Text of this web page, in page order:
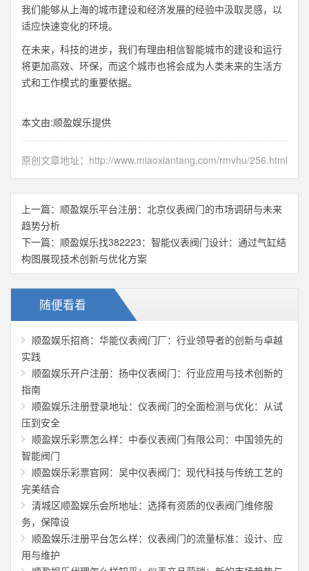
我们能够从上海的城市建设和经济发展的经验中汲取灵感，以
适应快速变化的环境。
在未来，科技的进步，我们有理由相信智能城市的建设和运行
将更加高效、环保，而这个城市也将会成为人类未来的生活方
式和工作模式的重要依据。
本文由:顺盈娱乐提供
原创文章地址： http://www.miaoxiantang.com/rmvhu/256.html
上一篇： 顺盈娱乐平台注册：北京仪表阀门的市场调研与未来
趋势分析
下一篇： 顺盈娱乐找382223：智能仪表阀门设计：通过气缸结
构图展现技术创新与优化方案
随便看看
顺盈娱乐招商：华能仪表阀门厂：行业领导者的创新与卓越
实践
顺盈娱乐开户注册：扬中仪表阀门：行业应用与技术创新的
指南
顺盈娱乐注册登录地址：仪表阀门的全面检测与优化：从试
压到安全
顺盈娱乐彩票怎么样：中泰仪表阀门有限公司：中国领先的
智能阀门
顺盈娱乐彩票官网：吴中仪表阀门：现代科技与传统工艺的
完美结合
清城区顺盈娱乐会所地址：选择有资质的仪表阀门维修服
务，保障设
顺盈娱乐注册平台怎么样：仪表阀门的流量标准：设计、应
用与维护